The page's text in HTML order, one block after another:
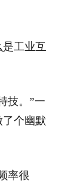
工业互
技。”一
个幽默
率很